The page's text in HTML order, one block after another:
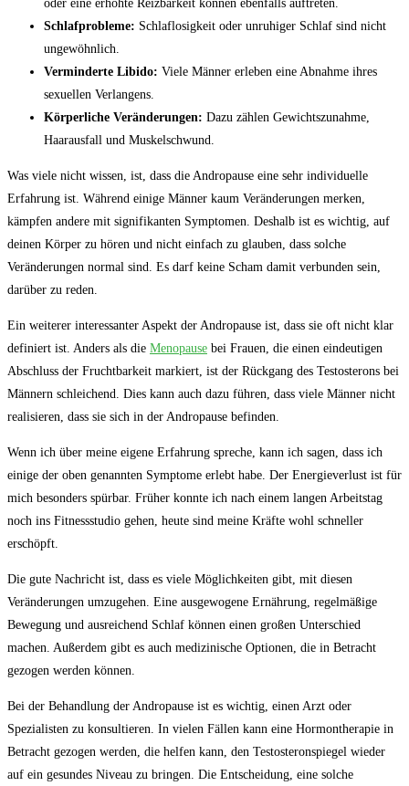
oder eine erhöhte Reizbarkeit können ebenfalls auftreten.
Schlafprobleme: Schlaflosigkeit oder unruhiger ⁢Schlaf sind nicht⁢
ungewöhnlich.
Verminderte Libido: Viele Männer‌ erleben eine Abnahme ihres
sexuellen ⁤Verlangens.
Körperliche Veränderungen: Dazu zählen Gewichtszunahme,
Haarausfall und Muskelschwund.
Was viele nicht wissen, ist, dass die Andropause eine sehr individuelle
Erfahrung ist. ⁤Während einige Männer kaum Veränderungen ⁤merken,
kämpfen andere mit signifikanten ⁢Symptomen. Deshalb ist ​es wichtig, auf
deinen Körper ⁢zu hören und nicht einfach zu glauben, dass solche
Veränderungen normal​ sind. ⁤Es darf‍ keine Scham damit verbunden sein,
darüber‌ zu‍ reden.
Ein weiterer interessanter ⁣Aspekt der Andropause ist,‌ dass sie oft nicht klar
definiert ist. Anders als die Menopause bei ⁢Frauen, die einen eindeutigen
Abschluss der Fruchtbarkeit markiert, ‌ist der Rückgang des ⁢Testosterons bei
⁤Männern schleichend. Dies kann auch dazu führen, dass ‌viele Männer nicht
realisieren,⁤ dass sie sich in⁤ der⁢ Andropause befinden.
Wenn⁣ ich über meine ‌eigene Erfahrung spreche, kann ich sagen, dass ich
einige der oben genannten Symptome ‌erlebt‍ habe. Der Energieverlust ⁢ist für
mich ‌besonders spürbar. Früher ⁢konnte ich nach einem langen​ Arbeitstag
⁣noch ins Fitnessstudio gehen, heute​ sind meine Kräfte wohl schneller‍
erschöpft.
Die gute​ Nachricht ist,‍ dass es viele Möglichkeiten gibt, ⁣mit diesen
Veränderungen umzugehen. Eine ausgewogene Ernährung, regelmäßige⁣
Bewegung und ausreichend ‍Schlaf können einen großen Unterschied
machen. Außerdem gibt‍ es auch medizinische Optionen, die in‌ Betracht⁣
gezogen werden können.
Bei der ⁢Behandlung⁣ der Andropause ist es wichtig, einen Arzt oder
Spezialisten zu konsultieren.⁣ In vielen Fällen kann ‍eine Hormontherapie in
Betracht gezogen werden, die helfen kann, den ‍Testosteronspiegel wieder
auf ein gesundes Niveau⁣ zu bringen. Die Entscheidung, eine solche